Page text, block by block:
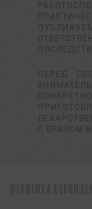
ПЕРЕД
С ВРАЧОМ
ПОЛИТИКА